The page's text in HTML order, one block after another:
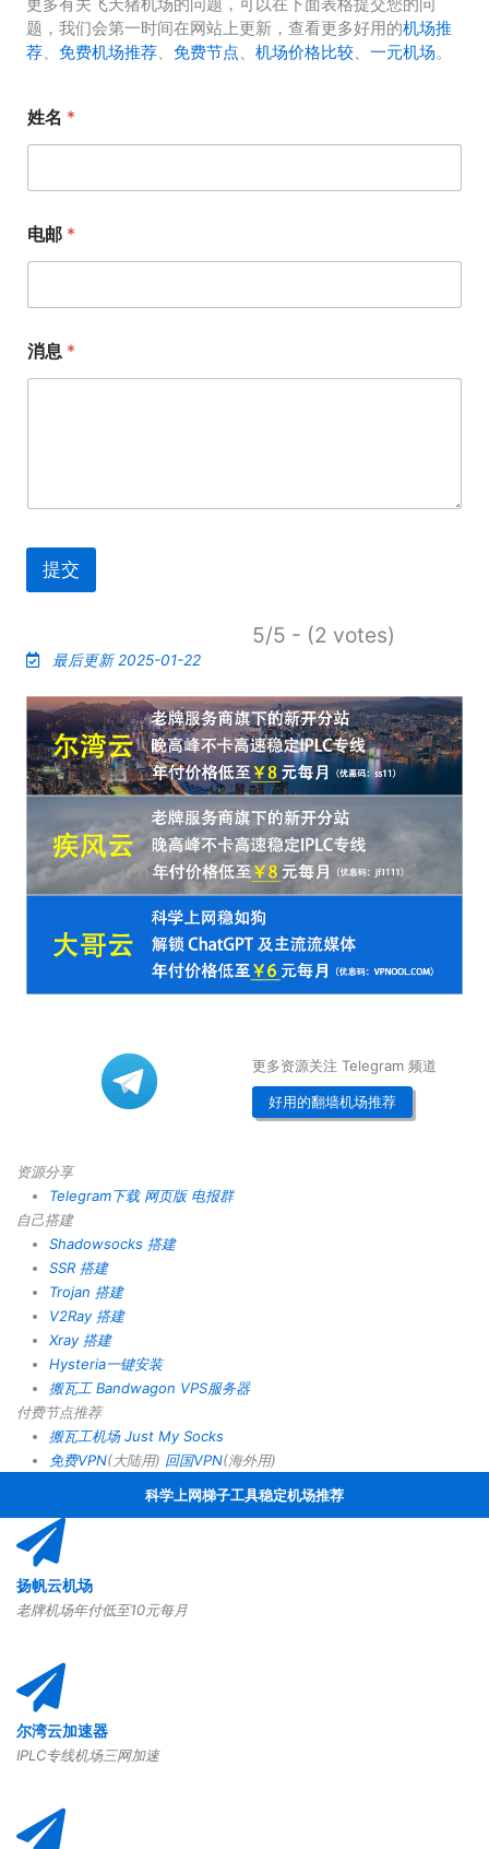
题，我们会第一时间在网站上更新，查看更多好用的机场推
荐、 免费机场推荐、 免费节点 机场价格比较、 一元机场。
姓名 *
电邮 *
消息 *
提交
5/5 - (2 votes)
最后更新 2025-01-22
更多资源关注 Telegram 频道
好用的翻墙机场推荐
资源分享
Telegram下载 网页版 电报群
自己搭建
Shadowsocks 搭建
SSR 搭建
Trojan 搭建
V2Ray 搭建
Xray 搭建
Hysteria一键安装
搬瓦工 Bandwagon VPS服务器
付费节点推荐
搬瓦工机场 Just My Socks
免费VPN(大陆用) 回国VPN(海外用)
科学上网梯子工具稳定机场推荐
扬帆云机场
老牌机场年付低至10元每月
尔湾云加速器
IPLC专线机场三网加速